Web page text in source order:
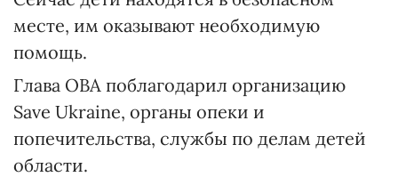
месте, им оказывают необходимую
помощь.
Глава ОВА поблагодарил организацию
Save Ukraine, органы опеки и
попечительства, службы по делам детей
области.